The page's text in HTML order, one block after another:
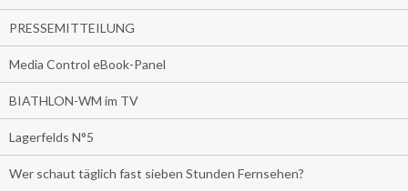
PRESSEMITTEILUNG
Media Control eBook-Panel
BIATHLON-WM im TV
Lagerfelds N°5
Wer schaut täglich fast sieben Stunden Fernsehen?